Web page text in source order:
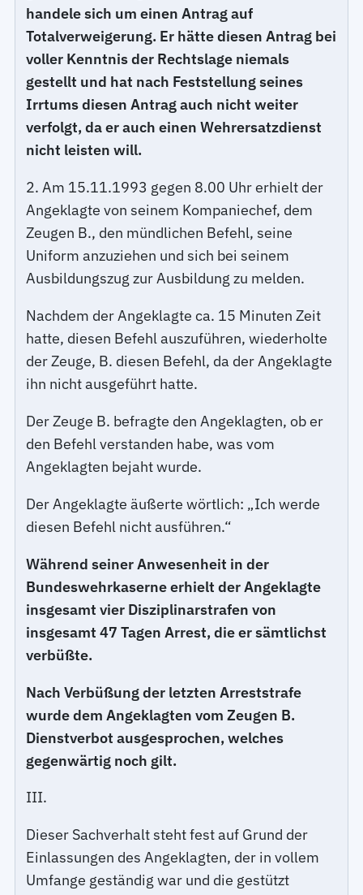
handele sich um einen Antrag auf
Totalverweigerung. Er hätte diesen Antrag bei
voller Kenntnis der Rechtslage niemals
gestellt und hat nach Feststellung seines
Irrtums diesen Antrag auch nicht weiter
verfolgt, da er auch einen Wehrersatzdienst
nicht leisten will.
2. Am 15.11.1993 gegen 8.00 Uhr erhielt der
Angeklagte von seinem Kompaniechef, dem
Zeugen B., den mündlichen Befehl, seine
Uniform anzuziehen und sich bei seinem
Ausbildungszug zur Ausbildung zu melden.
Nachdem der Angeklagte ca. 15 Minuten Zeit
hatte, diesen Befehl auszuführen, wiederholte
der Zeuge, B. diesen Befehl, da der Angeklagte
ihn nicht ausgeführt hatte.
Der Zeuge B. befragte den Angeklagten, ob er
den Befehl verstanden habe, was vom
Angeklagten bejaht wurde.
Der Angeklagte äußerte wörtlich: „Ich werde
diesen Befehl nicht ausführen.“
Während seiner Anwesenheit in der
Bundeswehrkaserne erhielt der Angeklagte
insgesamt vier Disziplinarstrafen von
insgesamt 47 Tagen Arrest, die er sämtlichst
verbüßte.
Nach Verbüßung der letzten Arreststrafe
wurde dem Angeklagten vom Zeugen B.
Dienstverbot ausgesprochen, welches
gegenwärtig noch gilt.
III.
Dieser Sachverhalt steht fest auf Grund der
Einlassungen des Angeklagten, der in vollem
Umfange geständig war und die gestützt